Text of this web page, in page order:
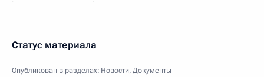
Статус материала
Опубликован в разделах: Новости,Документы